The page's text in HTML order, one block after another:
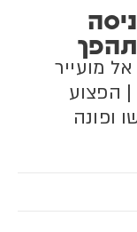
מועייר
| הפצוע
ופונה